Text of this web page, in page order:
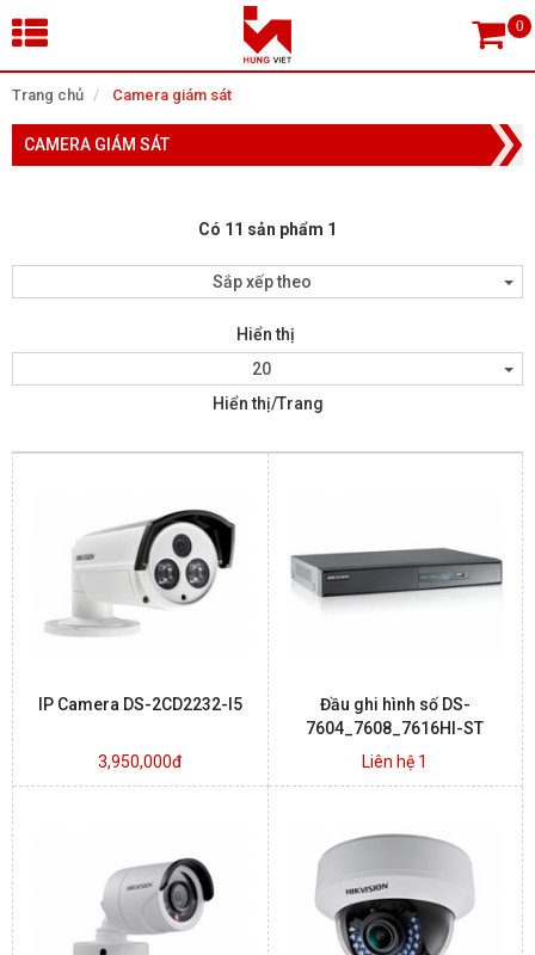
Trang chủ Camera giám sát
CAMERA GIÁM SÁT
Có 11 sản phẩm 1
Sắp xếp theo
Hiển thị
20
Hiển thị/Trang
IP Camera DS-2CD2232-I5
3,950,000đ
Đầu ghi hình số DS-
7604_7608_7616HI-ST
Liên hệ 1
×
Tìm theo danh mục
Tìm kiếm
TRANG CHỦ
THIẾT BỊ SIÊU THỊ, THƯ VIỆN
KIỂM SOÁT VÀO RA
BÁO ĐỘNG, BÁO CHÁY
LIÊN HỆ